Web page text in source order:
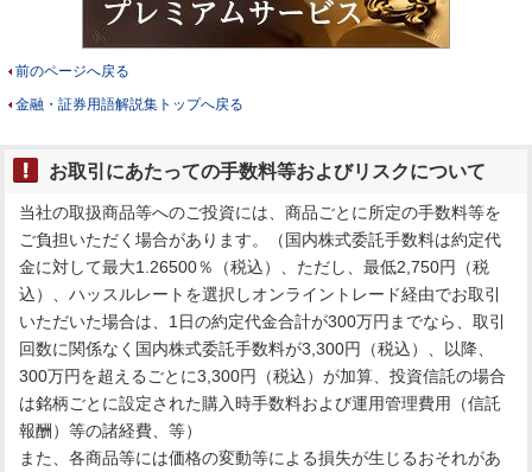
前のページへ戻る
金融・証券用語解説集トップへ戻る
お取引にあたっての手数料等およびリスクについて
当社の取扱商品等へのご投資には、商品ごとに所定の手数料等を
ご負担いただく場合があります。（国内株式委託手数料は約定代
金に対して最大1.26500％（税込）、ただし、最低2,750円（税
込）、ハッスルレートを選択しオンライントレード経由でお取引
いただいた場合は、1日の約定代金合計が300万円までなら、取引
回数に関係なく国内株式委託手数料が3,300円（税込）、以降、
300万円を超えるごとに3,300円（税込）が加算、投資信託の場合
は銘柄ごとに設定された購入時手数料および運用管理費用（信託
報酬）等の諸経費、等）
また、各商品等には価格の変動等による損失が生じるおそれがあ